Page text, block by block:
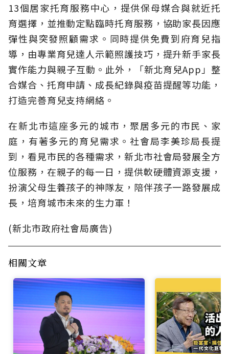
13個居家托育服務中心，提供保母媒合與就近托
育選擇，並推動定點臨時托育服務，協助家長因應
彈性與突發照顧需求。同時提供免費到府育兒指
導，由專業育兒達人示範照護技巧，提升新手家長
實作能力與親子互動。此外，「新北育兒App」整
合媒合、托育申請、成長紀錄與疫苗提醒等功能，
打造完善育兒支持網絡。
在新北市這座多元的城市，聚居多元的市民、家
庭，有著多元的育兒需求。社會局李美珍局長提
到，看見市民的各種需求，新北市社會局發展全方
位服務，在親子的每一日，提供軟硬體資源支援，
扮演父母生養孩子的神隊友，陪伴孩子一路發展成
長，培育城市未來的生力軍！
(新北市政府社會局廣告)
相關文章